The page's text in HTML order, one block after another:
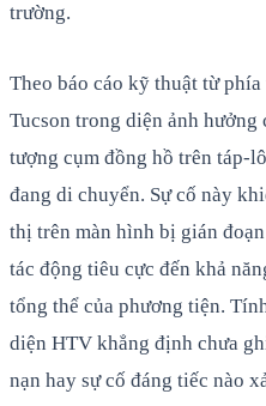
trường.
Theo báo cáo kỹ thuật từ
Tucson trong diện ảnh hưởng
tượng cụm đồng hồ trên táp-
đang di chuyển. Sự cố này
thị trên màn hình bị gián
tác động tiêu cực đến khả
tổng thể của phương tiện.
diện HTV khẳng định chưa
nạn hay sự cố đáng tiếc nào